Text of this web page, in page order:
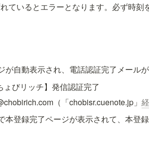
ているとエラーとなります。必ず時刻
が自動表示され、電話認証完了メールが
ょびリッチ】発信認証完了
（「chobisr.cuenote.jp」
本登録完了ページが表示されて、本登